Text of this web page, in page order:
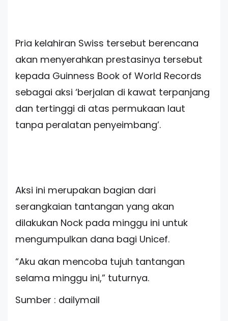
Pria kelahiran Swiss tersebut berencana
akan menyerahkan prestasinya tersebut
kepada Guinness Book of World Records
sebagai aksi ‘berjalan di kawat terpanjang
dan tertinggi di atas permukaan laut
tanpa peralatan penyeimbang’.
Aksi ini merupakan bagian dari
serangkaian tantangan yang akan
dilakukan Nock pada minggu ini untuk
mengumpulkan dana bagi Unicef.
“Aku akan mencoba tujuh tantangan
selama minggu ini,” tuturnya.
Sumber : dailymail